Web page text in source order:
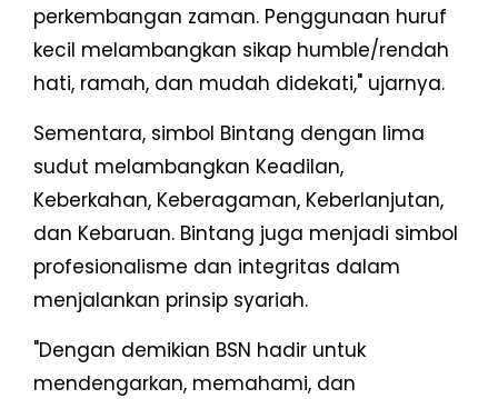
perkembangan zaman. Penggunaan huruf
kecil melambangkan sikap humble/rendah
hati, ramah, dan mudah didekati," ujarnya.
Sementara, simbol Bintang dengan lima
sudut melambangkan Keadilan,
Keberkahan, Keberagaman, Keberlanjutan,
dan Kebaruan. Bintang juga menjadi simbol
profesionalisme dan integritas dalam
menjalankan prinsip syariah.
"Dengan demikian BSN hadir untuk
mendengarkan, memahami, dan